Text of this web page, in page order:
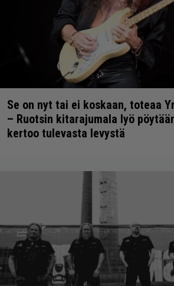
Se on nyt tai ei koskaan, toteaa
– Ruotsin kitarajumala lyö
kertoo tulevasta levystä